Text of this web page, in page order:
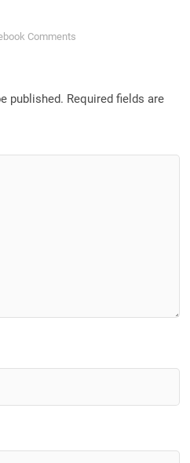
Comments
published. Required fields are